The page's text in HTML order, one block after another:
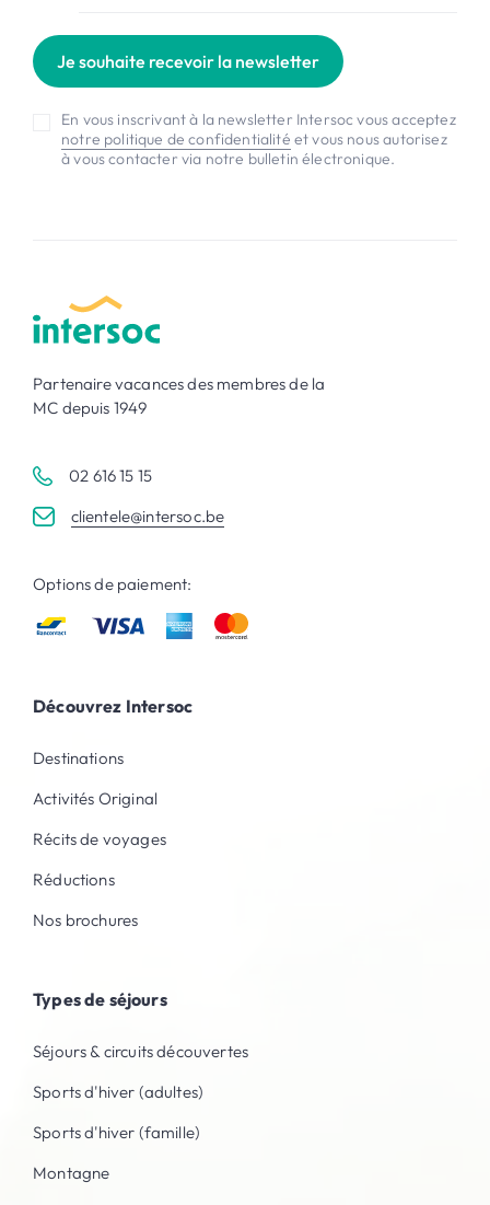
Je souhaite recevoir la newsletter
En vous inscrivant à la newsletter Intersoc vous acceptez
notre politique de confidentialité et vous nous autorisez
à vous contacter via notre bulletin électronique.
Partenaire vacances des membres de la
MC depuis 1949
02 616 15 15
clientele@intersoc.be
Options de paiement:
Découvrez Intersoc
Destinations
Activités Original
Récits de voyages
Réductions
Nos brochures
Types de séjours
Séjours & circuits découvertes
Sports d'hiver (adultes)
Sports d'hiver (famille)
Montagne